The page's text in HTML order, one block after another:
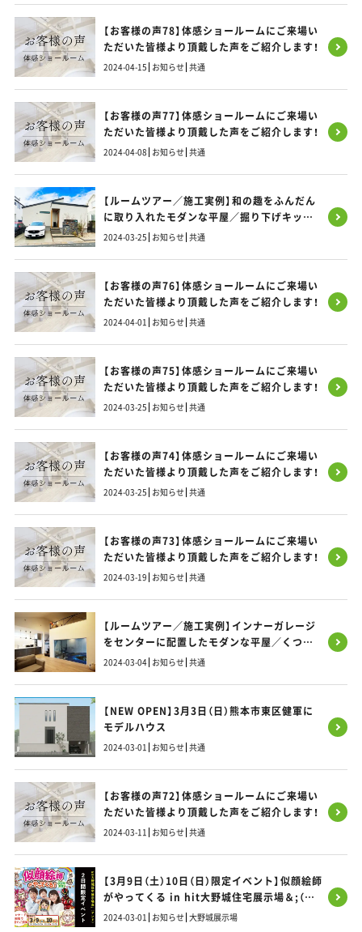
【お客様の声78】体感ショールームにご来場い
ただいた皆様より頂戴した声をご紹介します！
2024-04-15 お知らせ 共通
【お客様の声77】体感ショールームにご来場い
ただいた皆様より頂戴した声をご紹介します！
2024-04-08 お知らせ 共通
【ルームツアー／施工実例】和の趣をふんだん
に取り入れたモダンな平屋／掘り下げキッチ
ンと造作カウンターが雰囲気アップ
2024-03-25 お知らせ 共通
【お客様の声76】体感ショールームにご来場い
ただいた皆様より頂戴した声をご紹介します！
2024-04-01 お知らせ 共通
【お客様の声75】体感ショールームにご来場い
ただいた皆様より頂戴した声をご紹介します！
2024-03-25 お知らせ 共通
【お客様の声74】体感ショールームにご来場い
ただいた皆様より頂戴した声をご紹介します！
2024-03-25 お知らせ 共通
【お客様の声73】体感ショールームにご来場い
ただいた皆様より頂戴した声をご紹介します！
2024-03-19 お知らせ 共通
【ルームツアー／施工実例】インナーガレージ
をセンターに配置したモダンな平屋／くつろ
ぎのリビングから愛車を愛でる理想のLDK
2024-03-04 お知らせ 共通
【NEW OPEN】3月3日（日）熊本市東区健軍に
モデルハウス
2024-03-01 お知らせ 共通
【お客様の声72】体感ショールームにご来場い
ただいた皆様より頂戴した声をご紹介します！
2024-03-11 お知らせ 共通
【3月9日（土）10日（日）限定イベント】似顔絵師
がやってくる in hit大野城住宅展示場＆;（ア
ンド）
2024-03-01 お知らせ 大野城展示場